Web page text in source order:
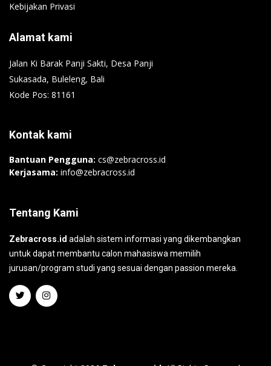
Kebijakan Privasi
Alamat kami
Jalan Ki Barak Panji Sakti, Desa Panji
Sukasada, Buleleng, Bali
Kode Pos: 81161
Kontak kami
Bantuan Pengguna: cs@zebracross.id
Kerjasama: info@zebracross.id
Tentang Kami
Zebracross.id adalah sistem informasi yang dikembangkan
untuk dapat membantu calon mahasiswa memilih
jurusan/program studi yang sesuai dengan passion mereka.